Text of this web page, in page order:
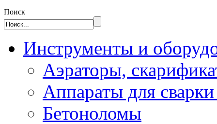
Поиск
Инструменты и
Аэраторы,
Аппараты для
Бетоноломы